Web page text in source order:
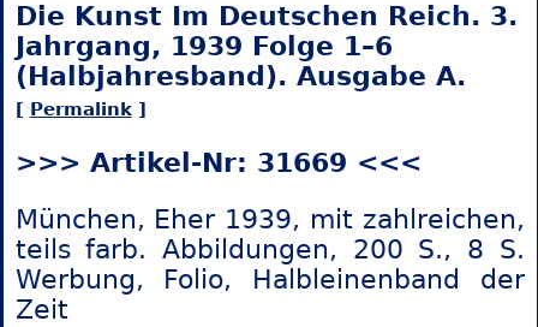
Die Kunst Im Deutschen Reich. 3.
Jahrgang, 1939 Folge 1–6
(Halbjahresband). Ausgabe A.
[ Permalink]
>>> Artikel-Nr: 31669 <<<
München, Eher 1939, mit zahlreichen,
teils farb. Abbildungen, 200 S., 8 S.
Werbung, Folio, Halbleinenband der
Zeit